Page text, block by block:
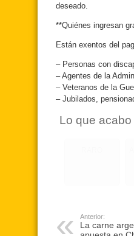
deseado.
**Quiénes ingresan
Están exentos del
– Personas con
– Agentes de la
– Veteranos de la
– Jubilados,
Lo que
Anterior:
La carne